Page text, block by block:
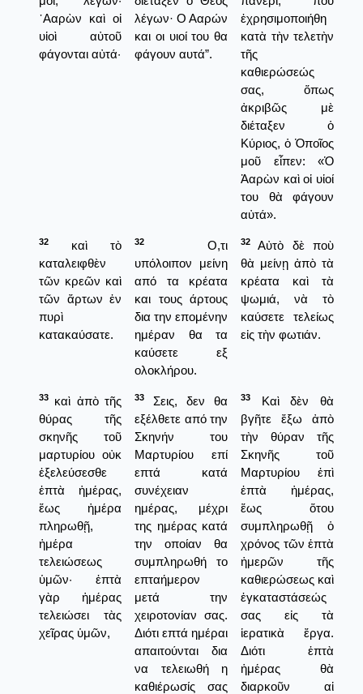
᾿Ααρὼν καὶ οἱ
υἱοὶ αὐτοῦ
φάγονται αὐτά·
λέγων· Ο Ααρών
και οι υιοί του θα
φάγουν αυτά”.
ἐχρησιμοποιήθη
κατὰ τὴν τελετὴν
τῆς
καθιερώσεώς
σας, ὅπως
ἀκριβῶς μὲ
διέταξεν ὁ
Κύριος, ὁ Ὁποῖος
μοῦ εἶπεν: «Ὁ
Ἀαρὼν καὶ οἱ υἱοί
του θὰ φάγουν
αὐτά».
32
καὶ τὸ
καταλειφθὲν
τῶν κρεῶν καὶ
τῶν ἄρτων ἐν
πυρὶ
κατακαύσατε.
32
Ο,τι
υπόλοιπον μείνη
από τα κρέατα
και τους άρτους
δια την επομένην
ημέραν θα τα
καύσετε εξ
ολοκλήρου.
32
Αὐτὸ δὲ ποὺ
θὰ μείνῃ ἀπὸ τὰ
κρέατα καὶ τὰ
ψωμιά, νὰ τὸ
καύσετε τελείως
εἰς τὴν φωτιάν.
33
καὶ ἀπὸ τῆς
θύρας τῆς
σκηνῆς τοῦ
μαρτυρίου οὐκ
ἐξελεύσεσθε
ἑπτὰ ἡμέρας,
ἕως ἡμέρα
πληρωθῇ,
ἡμέρα
τελειώσεως
ὑμῶν· ἑπτὰ
γὰρ ἡμέρας
τελειώσει τὰς
χεῖρας ὑμῶν,
33
Σεις, δεν θα
εξέλθετε από την
Σκηνήν του
Μαρτυρίου επί
επτά κατά
συνέχειαν
ημέρας, μέχρι
της ημέρας κατά
την οποίαν θα
συμπληρωθή το
επταήμερον
μετά την
χειροτονίαν σας.
Διότι επτά ημέραι
απαιτούνται δια
να τελειωθή η
καθιέρωσίς σας
33
Καὶ δὲν θὰ
βγῆτε ἔξω ἀπὸ
τὴν θύραν τῆς
Σκηνῆς τοῦ
Μαρτυρίου ἐπὶ
ἑπτὰ ἡμέρας,
ἕως ὅτου
συμπληρωθῇ ὁ
χρόνος τῶν ἑπτὰ
ἡμερῶν τῆς
καθιερώσεως καὶ
ἐγκαταστάσεώς
σας εἰς τὰ
ἱερατικὰ ἔργα.
Διότι ἑπτὰ
ἡμέρας θὰ
διαρκοῦν αἱ